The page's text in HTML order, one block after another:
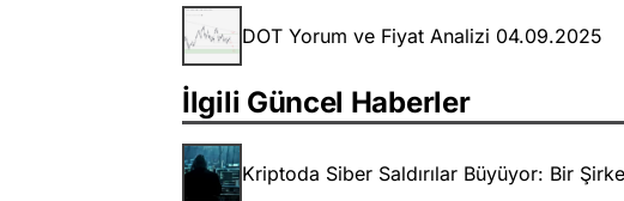
DOT Yorum ve Fiyat Analizi 04.09.2025
İlgili Güncel Haberler
Kriptoda Siber Saldırılar Büyüyor: Bir